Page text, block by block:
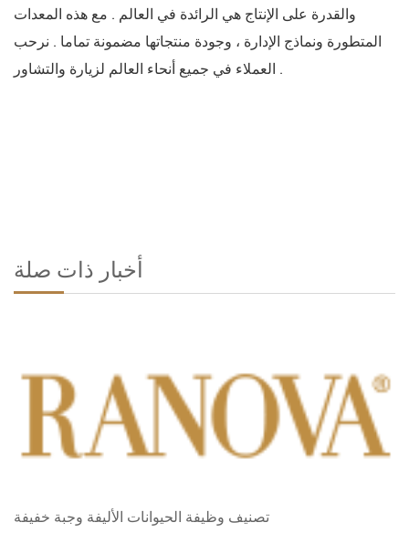
والقدرة على الإنتاج هي الرائدة في العالم . مع هذه المعدات
المتطورة ونماذج الإدارة ، وجودة منتجاتها مضمونة تماما . نرحب
العملاء في جميع أنحاء العالم لزيارة والتشاور .
أخبار ذات صلة
تصنيف وظيفة الحيوانات الأليفة وجبة خفيفة